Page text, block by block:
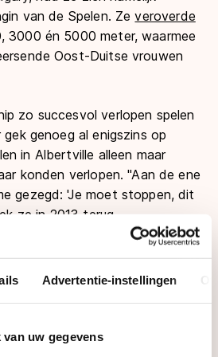
Advertentie-instellingen
uw gegevens
van de Spelen. Zeveroverde
3000 én 5000 meter, waarmee
Oost-Duitse vrouwen
zo succesvol verlopen spelen
genoeg al enigszins op
in Albertville alleen maar
konden verlopen. "Aan de ene
gezegd: 'Je moet stoppen, dit
ze in 2013 terug.
want ik was topsportster
beter gaan, dat was gewoon